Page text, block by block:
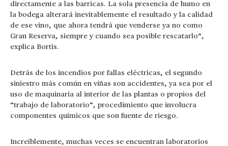
directamente a las barricas. La sola presencia de humo en
la bodega alterará inevitablemente el resultado y la calidad
de ese vino, que ahora tendrá que venderse ya no como
Gran Reserva, siempre y cuando sea posible rescatarlo”,
explica Bortis.
Detrás de los incendios por fallas eléctricas, el segundo
siniestro más común en viñas son accidentes, ya sea por el
uso de maquinaria al interior de las plantas o propios del
“trabajo de laboratorio”, procedimiento que involucra
componentes químicos que son fuente de riesgo.
Increíblemente, muchas veces se encuentran laboratorios